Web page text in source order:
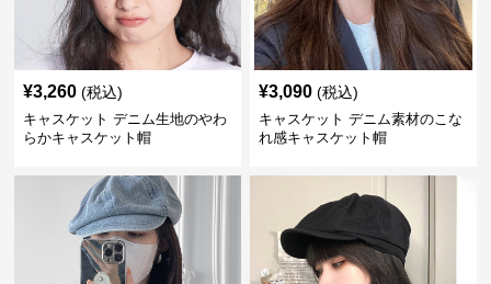
¥3,260 (税込)
キャスケット デニム生地のやわ
らかキャスケット帽
¥3,090 (税込)
キャスケット デニム素材のこな
れ感キャスケット帽